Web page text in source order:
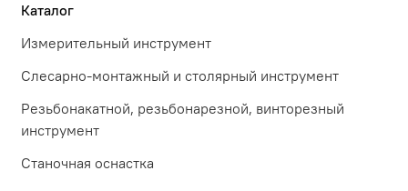
Каталог
Измерительный инструмент
Слесарно-монтажный и столярный инструмент
Резьбонакатной, резьбонарезной, винторезный
инструмент
Станочная оснастка